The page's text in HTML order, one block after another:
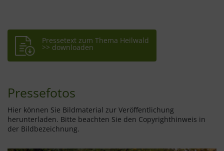
Pressetext zum Thema Heilwald
>> downloaden
Pressefotos
Hier können Sie Bildmaterial zur Veröffentlichung
herunterladen. Bitte beachten Sie den Copyrighthinweis in
der Bildbezeichnung.